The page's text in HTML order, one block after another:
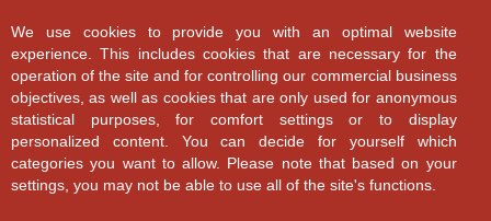
We use cookies to provide you with an optimal website
experience. This includes cookies that are necessary for the
operation of the site and for controlling our commercial business
objectives, as well as cookies that are only used for anonymous
statistical purposes, for comfort settings or to display
personalized content. You can decide for yourself which
categories you want to allow. Please note that based on your
settings, you may not be able to use all of the site's functions.